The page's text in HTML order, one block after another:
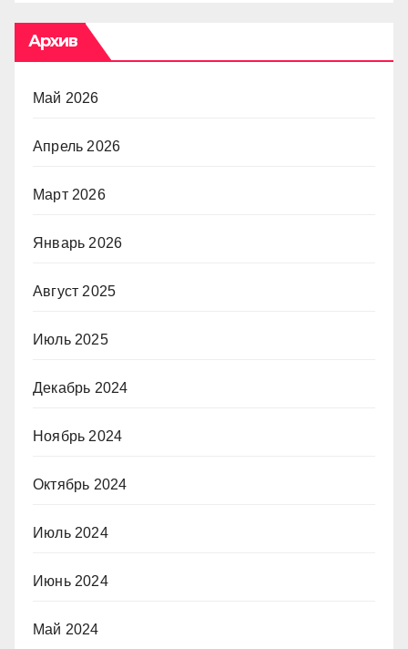
Архив
Май 2026
Апрель 2026
Март 2026
Январь 2026
Август 2025
Июль 2025
Декабрь 2024
Ноябрь 2024
Октябрь 2024
Июль 2024
Июнь 2024
Май 2024